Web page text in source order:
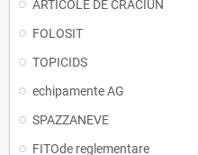
ARTICOLE DE CRĂCIUN
FOLOSIT
TOPICIDS
echipamente AG
SPAZZANEVE
FITOde reglementare